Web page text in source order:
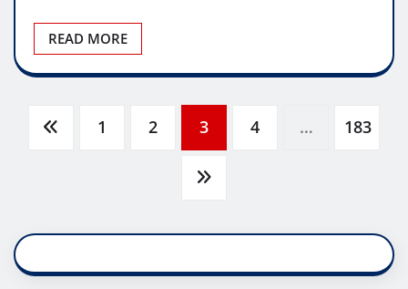
READ MORE
Posts
1 2 3 4 … 183